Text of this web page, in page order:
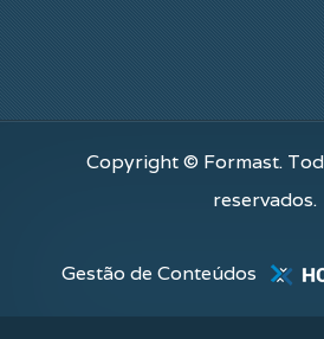
Copyright © Formast.
reservados.
Gestão de Conteúdos